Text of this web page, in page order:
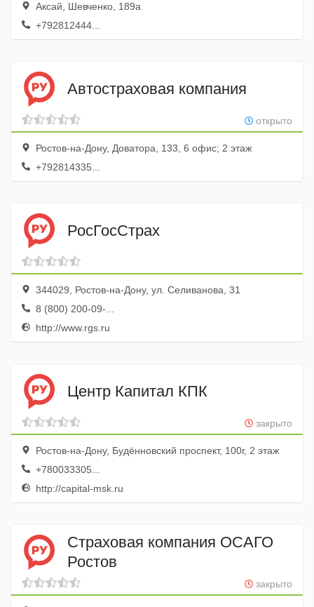
Аксай, Шевченко, 189а
+792812444...
Автостраховая компания
открыто
Ростов-на-Дону, Доватора, 133, 6 офис; 2 этаж
+792814335...
РосГосСтрах
344029, Ростов-на-Дону, ул. Селиванова, 31
8 (800) 200-09-...
http://www.rgs.ru
Центр Капитал КПК
закрыто
Ростов-на-Дону, Будённовский проспект, 100г, 2 этаж
+780033305...
http://capital-msk.ru
Страховая компания ОСАГО
Ростов
закрыто